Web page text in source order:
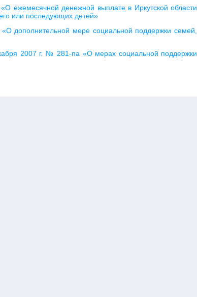
ежемесячной денежной выплате в Иркутской области
или последующих детей»
дополнительной мере социальной поддержки семей,
2007 г. № 281-па «О мерах социальной поддержки